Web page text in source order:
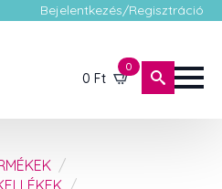
Bejelentkezés/Regisztráció
0 Ft
0